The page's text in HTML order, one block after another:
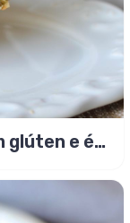
glúten e é